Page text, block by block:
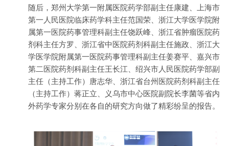
随后，郑州大学第一附属医院药学部副主任康建、上海市
第一人民医院临床药学科主任范国荣、浙江大学医学院附
属第一医院药事管理科副主任饶跃峰、浙江省肿瘤医院药
剂科主任方罗、浙江省中医院药剂科副主任施政、浙江大
学医学院附属第一医院药事管理科副主任姜赛平、嘉兴市
第二医院药剂科副主任王长江、绍兴市人民医院药学部副
主任（主持工作）唐志华、浙江省台州医院药剂科副主任
（主持工作）蒋正立、义乌市中心医院副院长李菌等省内
外药学专家分别在各自的研究方向做了精彩纷呈的报告。